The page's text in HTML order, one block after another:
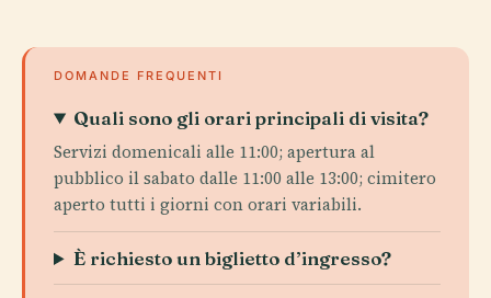
DOMANDE FREQUENTI
Quali sono gli orari principali di visita?
Servizi domenicali alle 11:00; apertura al
pubblico il sabato dalle 11:00 alle 13:00; cimitero
aperto tutti i giorni con orari variabili.
È richiesto un biglietto d’ingresso?